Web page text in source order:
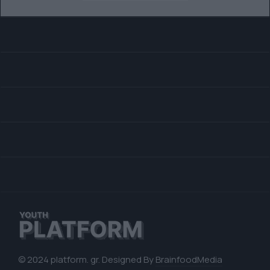
© 2024 platform. gr. Designed ByBrainfoodMedia